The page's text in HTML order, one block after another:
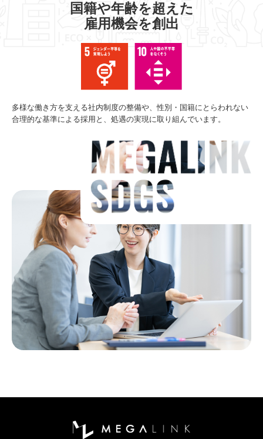
国籍や年齢を超えた
雇用機会を創出
多様な働き方を支える社内制度の整備や、性別・国籍にとらわれない
合理的な基準による採用と、処遇の実現に取り組んでいます。